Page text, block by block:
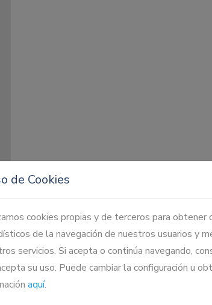
de Cookies
cookies propias y de terceros para obtener
de la navegación de nuestros usuarios y
servicios. Si acepta o continúa navegando,
su uso. Puede cambiar la configuración u
aquí.